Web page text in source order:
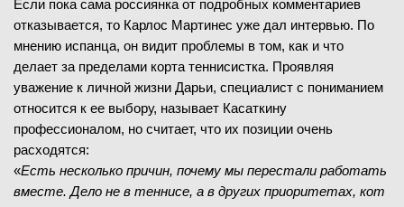
Если пока сама россиянка от подробных комментариев
отказывается, то Карлос Мартинес уже дал интервью. По
мнению испанца, он видит проблемы в том, как и что
делает за пределами корта теннисистка. Проявляя
уважение к личной жизни Дарьи, специалист с пониманием
относится к ее выбору, называет Касаткину
профессионалом, но считает, что их позиции очень
расходятся:
«Есть несколько причин, почему мы перестали работать
вместе. Дело не в теннисе, а в других приоритетах, кот